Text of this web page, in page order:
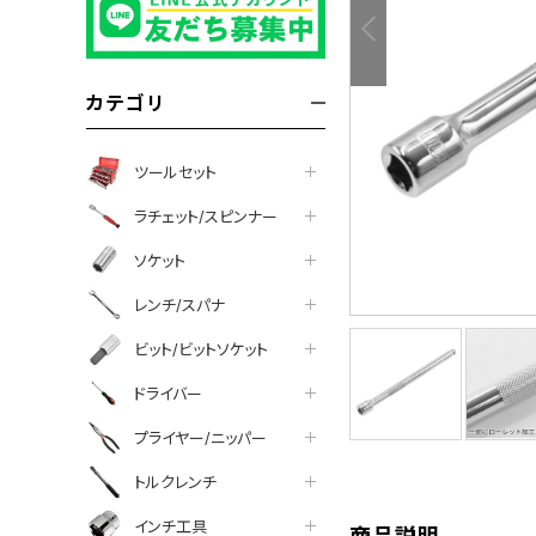
カテゴリ
ツールセット
ラチェット/スピンナー
ソケット
レンチ/スパナ
ビット/ビットソケット
ドライバー
プライヤー/ニッパー
トルクレンチ
インチ工具
facebook
line